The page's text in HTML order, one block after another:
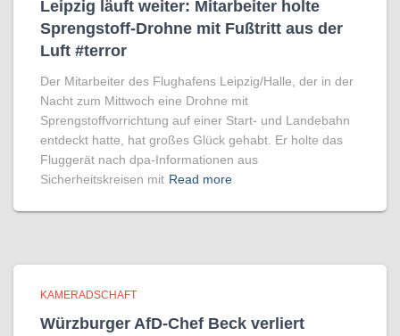
Leipzig läuft weiter: Mitarbeiter holte
Sprengstoff-Drohne mit Fußtritt aus der
Luft #terror
Der Mitarbeiter des Flughafens Leipzig/Halle, der in der
Nacht zum Mittwoch eine Drohne mit
Sprengstoffvorrichtung auf einer Start- und Landebahn
entdeckt hatte, hat großes Glück gehabt. Er holte das
Fluggerät nach dpa-Informationen aus
Sicherheitskreisen mit Read more
KAMERADSCHAFT
Würzburger AfD-Chef Beck verliert